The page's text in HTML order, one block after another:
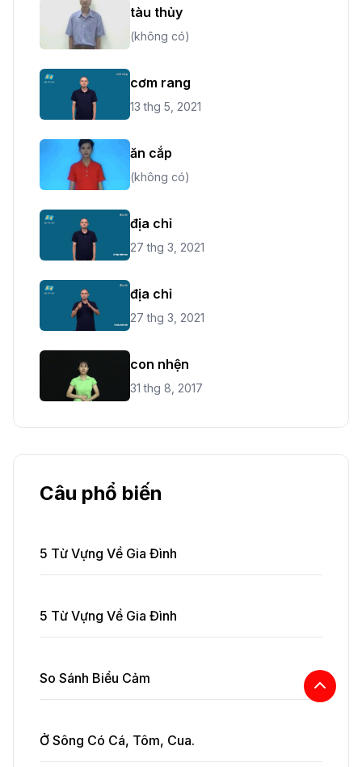
tàu thủy
(không có)
cơm rang
13 thg 5, 2021
ăn cắp
(không có)
địa chỉ
27 thg 3, 2021
địa chỉ
27 thg 3, 2021
con nhện
31 thg 8, 2017
Câu phổ biến
5 Từ Vựng Về Gia Đình
5 Từ Vựng Về Gia Đình
So Sánh Biểu Cảm
Ở Sông Có Cá, Tôm, Cua.